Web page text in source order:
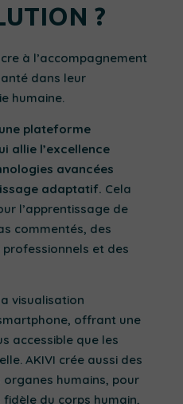
?
à l’accompagnement
dans leur
humaine.
plateforme
allie l’excellence
avancées
adaptatif. Cela
l’apprentissage de
commentés, des
professionnels et des
visualisation
offrant une
accessible que les
AKIVI crée aussi des
humains, pour
du corps humain,